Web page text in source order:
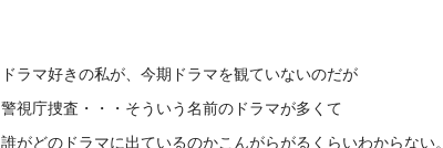
ドラマ好きの私が、今期ドラマを観ていないのだが
警視庁捜査・・・そういう名前のドラマが多くて
誰がどのドラマに出ているのかこんがらがるくらいわからない。